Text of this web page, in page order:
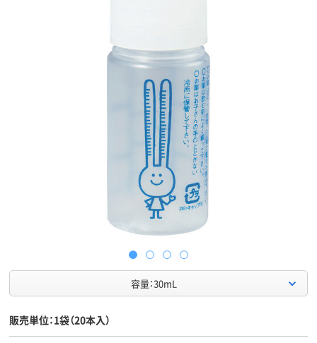
容量：30mL
販売単位：1袋（20本入）